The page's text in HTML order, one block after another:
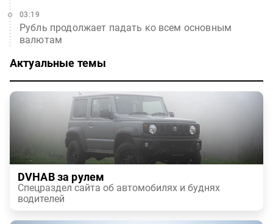
Рубль продолжает падать ко всем основным
валютам
03:19
Актуальные темы
DVHAB за рулем
Спецраздел сайта об автомобилях и буднях
водителей